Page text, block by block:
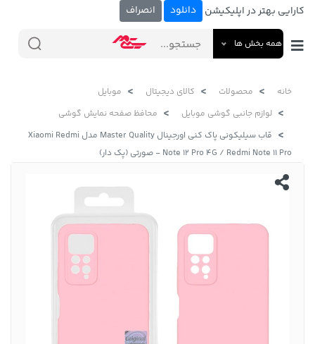
کارایی بهتر در اپلیکیشن دانلود انصراف
همه بخش ها
خانه محصولات کالای دیجیتال
موبایل
لوازم جانبی گوشی موبایل
محافظ صفحه نمایش گوشی
قاب سیلیکونی پاک کنی اورجینال Master Quality مدل Xiaomi Redmi
Note 12 Pro 4G / Redmi Note 11 Pro - صورتی (پک دار)